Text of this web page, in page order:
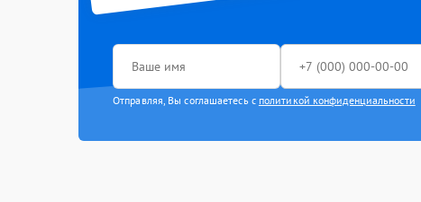
Отправляя, Вы соглашаетесь с политикой конфиденциальности